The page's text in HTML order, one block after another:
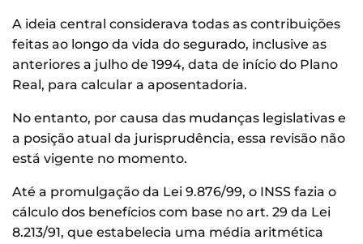
A ideia central considerava todas as contribuições
feitas ao longo da vida do segurado, inclusive as
anteriores a julho de 1994, data de início do Plano
Real, para calcular a aposentadoria.
No entanto, por causa das mudanças legislativas e
a posição atual da jurisprudência, essa revisão não
está vigente no momento.
Até a promulgação da Lei 9.876/99, o INSS fazia o
cálculo dos benefícios com base no art. 29 da Lei
8.213/91, que estabelecia uma média aritmética